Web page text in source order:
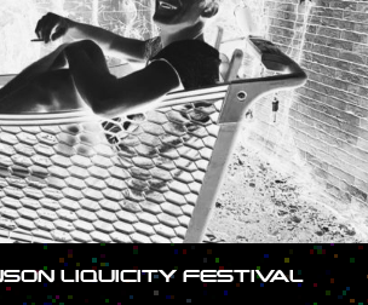
LIQUICITY FESTIVAL